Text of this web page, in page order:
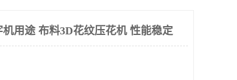
用途 布料3D花纹压花机 性能稳定